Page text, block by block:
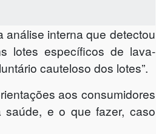
análise interna que detectou
lotes específicos de lava-
cauteloso dos lotes”.
aos consumidores
e o que fazer, caso